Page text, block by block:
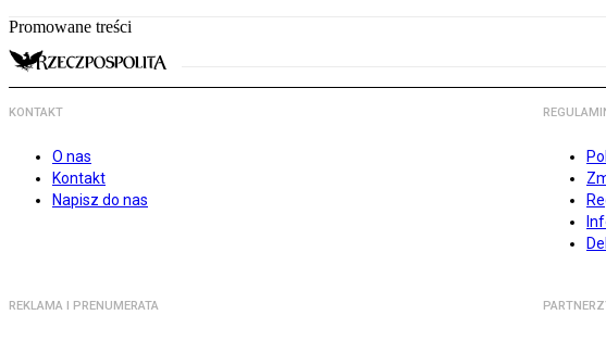
Promowane treści
KONTAKT
O nas
Kontakt
Napisz do nas
REKLAMA I PRENUMERATA